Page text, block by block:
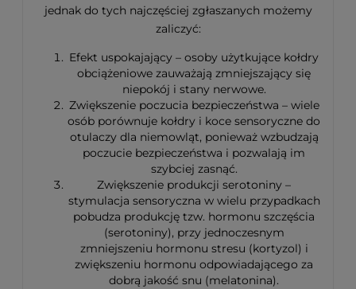
jednak do tych najczęściej zgłaszanych możemy
zaliczyć:
Efekt uspokajający – osoby użytkujące kołdry
obciążeniowe zauważają zmniejszający się
niepokój i stany nerwowe.
Zwiększenie poczucia bezpieczeństwa – wiele
osób porównuje kołdry i koce sensoryczne do
otulaczy dla niemowląt, ponieważ wzbudzają
poczucie bezpieczeństwa i pozwalają im
szybciej zasnąć.
Zwiększenie produkcji serotoniny –
stymulacja sensoryczna w wielu przypadkach
pobudza produkcję tzw. hormonu szczęścia
(serotoniny), przy jednoczesnym
zmniejszeniu hormonu stresu (kortyzol) i
zwiększeniu hormonu odpowiadającego za
dobrą jakość snu (melatonina).